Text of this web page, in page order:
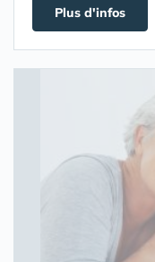
Plus d'infos